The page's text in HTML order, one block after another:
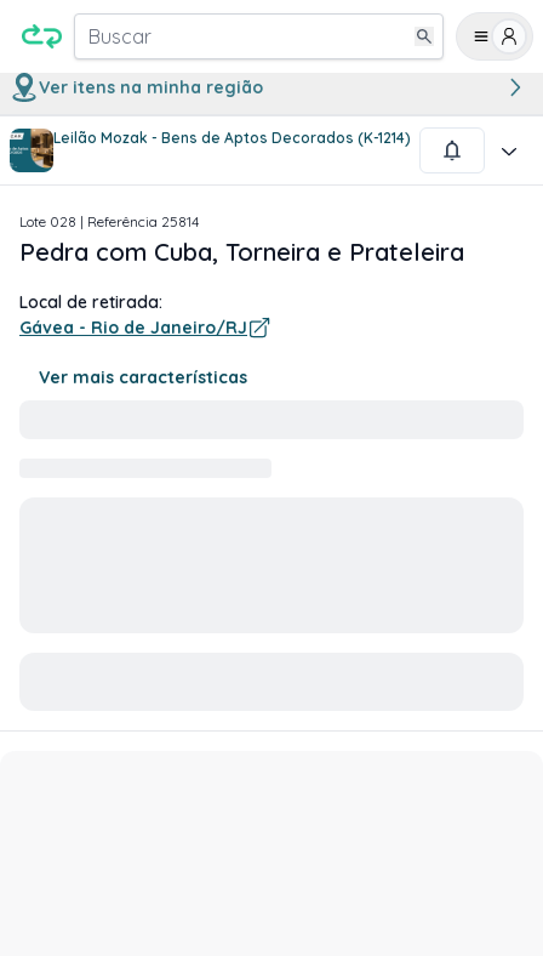
Buscar
Ver itens na minha região
Leilão Mozak - Bens de Aptos Decorados (K-1214)
1/1
Lote 028 | Referência 25814
Pedra com Cuba, Torneira e Prateleira
Local de retirada:
Gávea - Rio de Janeiro/RJ
Ver mais características